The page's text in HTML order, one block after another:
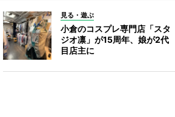
見る・遊ぶ
小倉のコスプレ専門店「スタ
ジオ凛」が15周年、娘が2代
目店主に